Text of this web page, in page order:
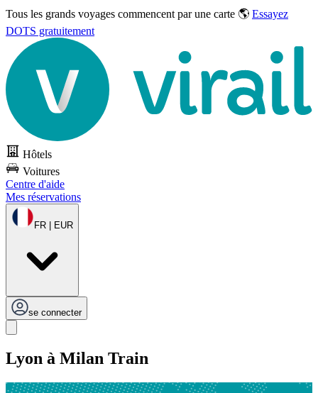
Tous les grands voyages commencent par une carte 🌎 Essayez
DOTS gratuitement
Hôtels
Voitures
Centre d'aide
Mes réservations
FR | EUR
se connecter
Lyon à Milan Train